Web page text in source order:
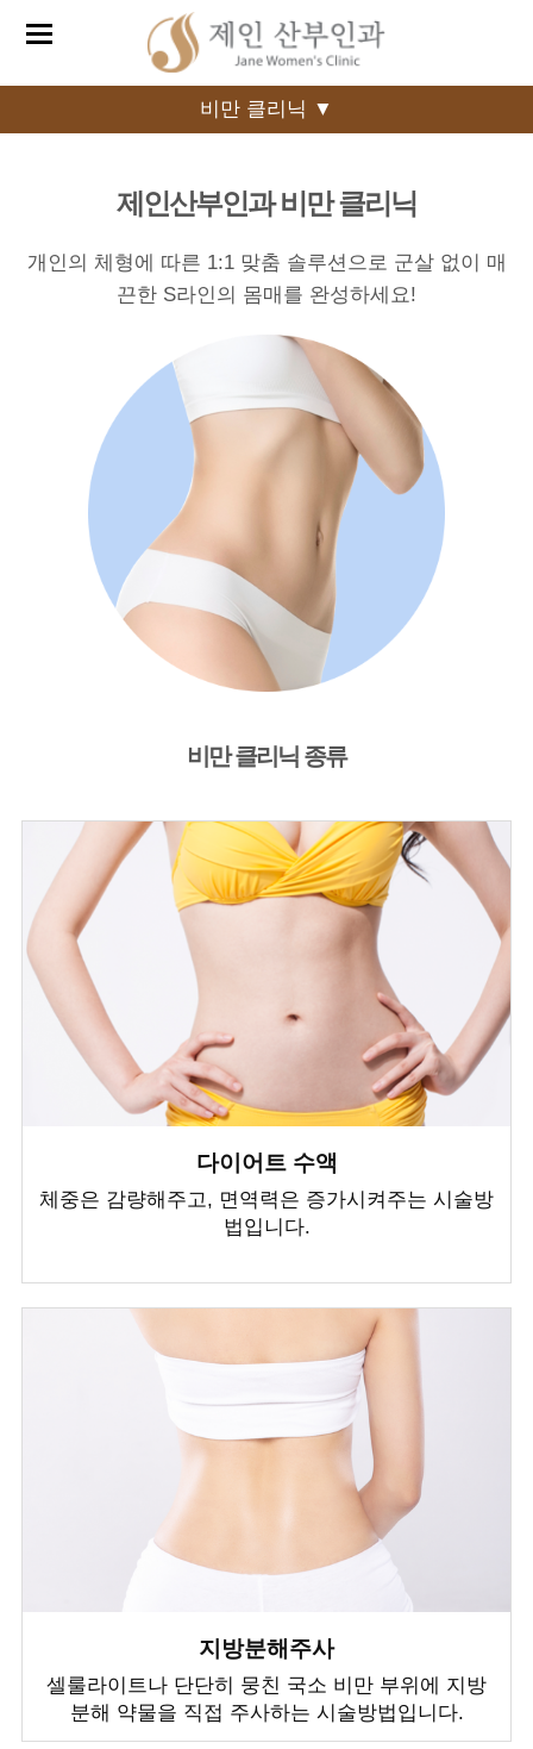
비만 클리닉 ▼
제인산부인과 비만 클리닉
개인의 체형에 따른 1:1 맞춤 솔루션으로 군살 없이 매
끈한 S라인의 몸매를 완성하세요!
비만 클리닉 종류
다이어트 수액
체중은 감량해주고, 면역력은 증가시켜주는 시술방
법입니다.
지방분해주사
셀룰라이트나 단단히 뭉친 국소 비만 부위에 지방
분해 약물을 직접 주사하는 시술방법입니다.